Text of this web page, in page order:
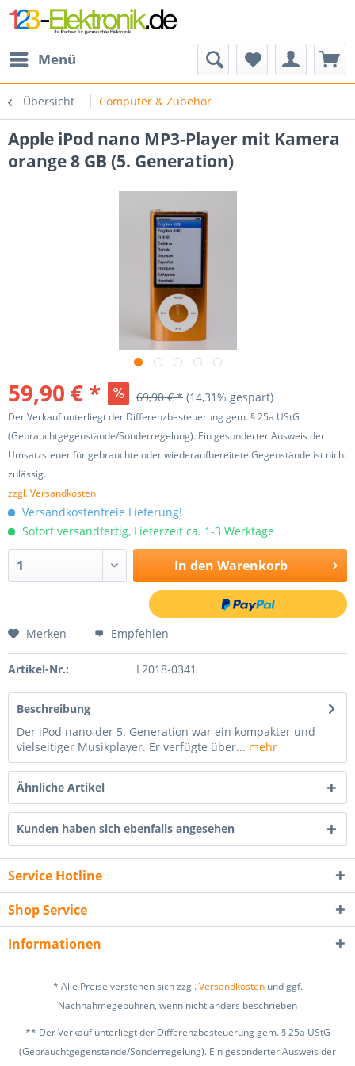
Menü
Übersicht Computer & Zubehör
Apple iPod nano MP3-Player mit Kamera
orange 8 GB (5. Generation)
59,90 € * 69,90 € * (14,31% gespart)
Der Verkauf unterliegt der Differenzbesteuerung gem. § 25a UStG
(Gebrauchtgegenstände/Sonderregelung). Ein gesonderter Ausweis der
Umsatzsteuer für gebrauchte oder wiederaufbereitete Gegenstände ist nicht
zulässig.
zzgl. Versandkosten
Versandkostenfreie Lieferung!
Sofort versandfertig, Lieferzeit ca. 1-3 Werktage
In den Warenkorb
Merken Empfehlen
Artikel-Nr.: L2018-0341
Beschreibung
Der iPod nano der 5. Generation war ein kompakter und
vielseitiger Musikplayer. Er verfügte über... mehr
Ähnliche Artikel
Kunden haben sich ebenfalls angesehen
Service Hotline
Shop Service
Informationen
* Alle Preise verstehen sich zzgl.Versandkostenund ggf.
Nachnahmegebühren, wenn nicht anders beschrieben
** Der Verkauf unterliegt der Differenzbesteuerung gem. § 25a UStG
(Gebrauchtgegenstände/Sonderregelung). Ein gesonderter Ausweis der